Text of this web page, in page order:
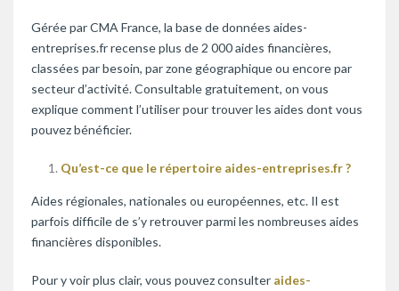
Gérée par CMA France, la base de données aides-
entreprises.fr recense plus de 2 000 aides financières,
classées par besoin, par zone géographique ou encore par
secteur d’activité. Consultable gratuitement, on vous
explique comment l’utiliser pour trouver les aides dont vous
pouvez bénéficier.
Qu’est-ce que le répertoire aides-entreprises.fr ?
Aides régionales, nationales ou européennes, etc. Il est
parfois difficile de s’y retrouver parmi les nombreuses aides
financières disponibles.
Pour y voir plus clair, vous pouvez consulter aides-